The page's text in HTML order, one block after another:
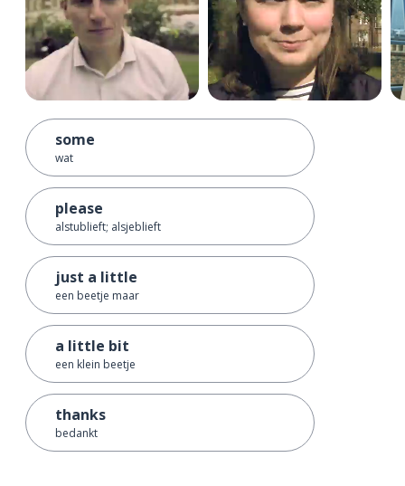
some
wat
please
alstublieft; alsjeblieft
just a little
een beetje maar
a little bit
een klein beetje
thanks
bedankt